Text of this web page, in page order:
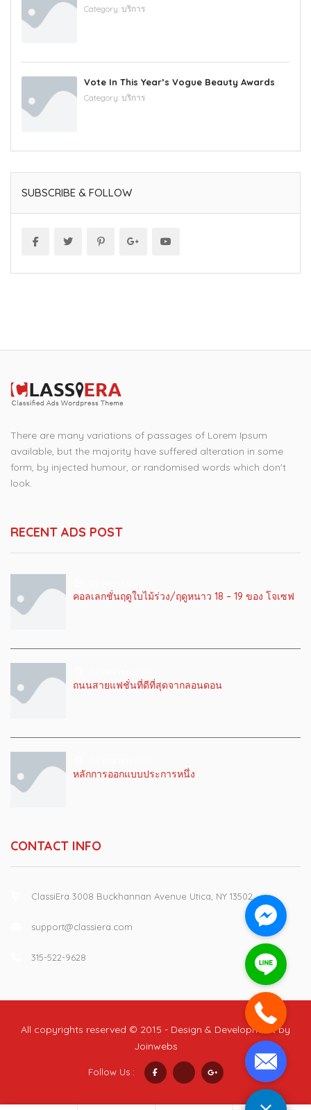
Category: บริการ
Vote In This Year’s Vogue Beauty Awards
Category: บริการ
SUBSCRIBE & FOLLOW
There are many variations of passages of Lorem Ipsum
available, but the majority have suffered alteration in some
form, by injected humour, or randomised words which don't
look.
RECENT ADS POST
คอลเลกชั่นฤดูใบไม้ร่วง/ฤดูหนาว 18 – 19 ของ โจเซฟ
ถนนสายแฟชั่นที่ดีที่สุดจากลอนดอน
หลักการออกแบบประการหนึ่ง
CONTACT INFO
ClassiEra 3008 Buckhannan Avenue Utica, NY 13502
support@classiera.com
315-522-9628
All copyrights reserved © 2015 - Design & Development by
Joinwebs
Follow Us :